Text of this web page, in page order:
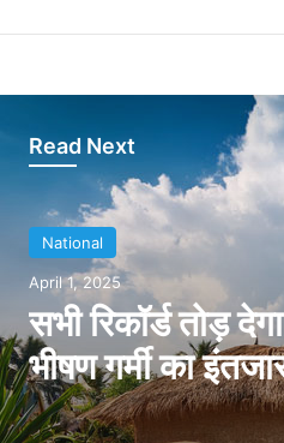
Read Next
National
April 1, 2025
स्वतंत्रता के बाद
पर जो करना था,
खुद ही किया